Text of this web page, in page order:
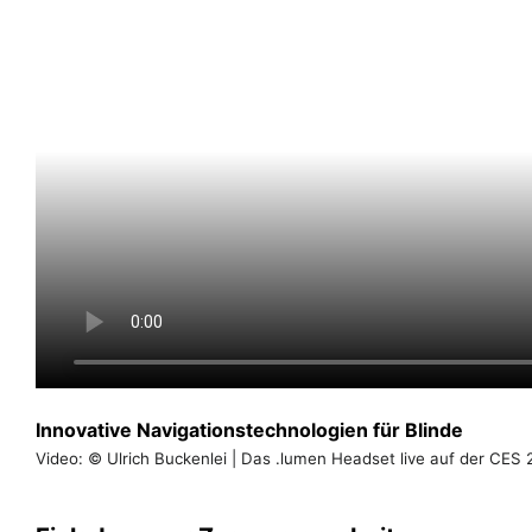
Innovative Navigationstechnologien für Blinde
Video: © Ulrich Buckenlei | Das .lumen Headset live auf der CES